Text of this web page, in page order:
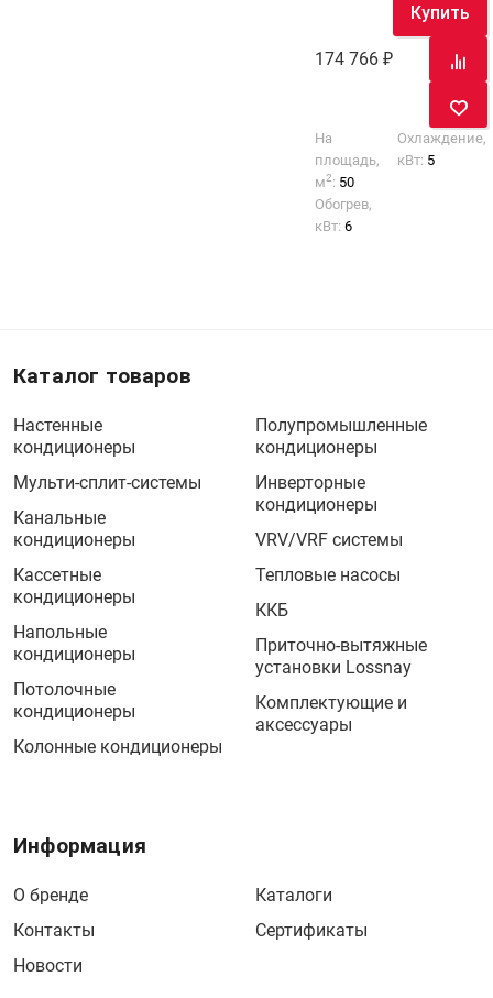
174 766
Купить
На
площадь,
м2: 50
Охлаждение,
кВт: 5
Обогрев,
кВт:6
Каталог товаров
Настенные
кондиционеры
Мульти-сплит-системы
Канальные
кондиционеры
Кассетные
кондиционеры
Напольные
кондиционеры
Потолочные
кондиционеры
Колонные кондиционеры
Полупромышленные
кондиционеры
Инверторные
кондиционеры
VRV/VRF системы
Тепловые насосы
ККБ
Приточно-вытяжные
установки Lossnay
Комплектующие и
аксессуары
Информация
О бренде
Контакты
Новости
Каталоги
Сертификаты